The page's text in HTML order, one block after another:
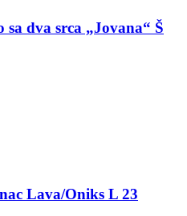
sa dva srca „Jovana“ Š
Lava/Oniks L 23